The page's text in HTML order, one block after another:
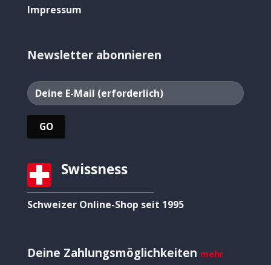
Impressum
Newsletter abonnieren
Swissness
Schweizer Online-Shop seit 1995
Deine Zahlungsmöglichkeiten mehr